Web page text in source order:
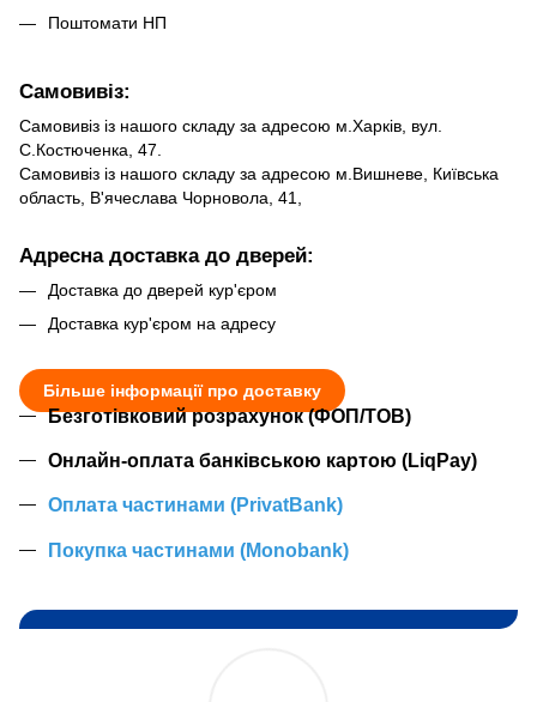
Поштомати НП
Самовивіз:
Самовивіз із нашого складу за адресою м.Харків, вул.
С.Костюченка, 47.
Самовивіз із нашого складу за адресою м.Вишневе, Київська
область, В'ячеслава Чорновола, 41,
Адресна доставка до дверей:
Доставка до дверей кур'єром
Доставка кур'єром на адресу
Більше інформації про доставку
Безготівковий розрахунок (ФОП/ТОВ)
Онлайн-оплата банківською картою (LiqPay)
Оплата частинами (PrivatBank)
Покупка частинами (Monobank)